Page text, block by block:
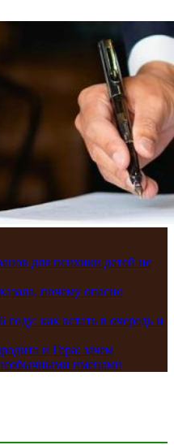
для психики детей не
почему опасно
году: как встать в очередь и
и Гера: зачем
именами